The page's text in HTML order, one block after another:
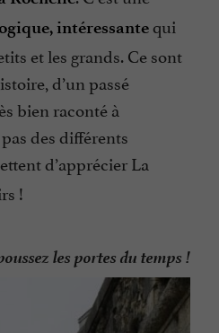
intéressantequi
et les grands. Ce sont
d’un passé
bien raconté à
des différents
d’apprécier La
!
les portes du temps !